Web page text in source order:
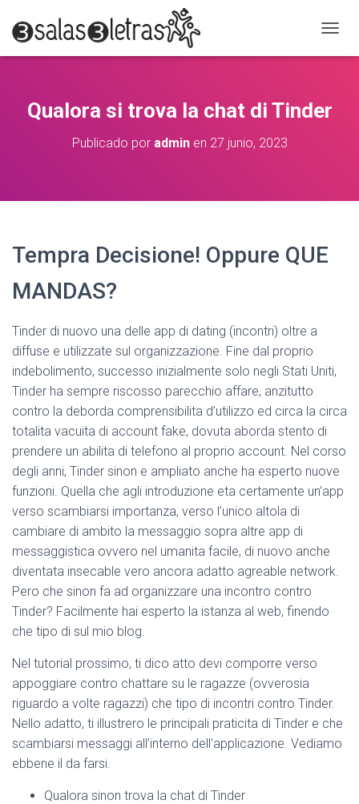
A
N
Qualora si trova la chat di Tinder
Publicado por adminen 27 junio, 2023
Tempra Decisione! Oppure QUE
MANDAS?
Tinder di nuovo una delle app di dating (incontri) oltre a
diffuse e utilizzate sul organizzazione. Fine dal proprio
indebolimento, successo inizialmente solo negli Stati Uniti,
Tinder ha sempre riscosso parecchio affare, anzitutto
contro la deborda comprensibilita d’utilizzo ed circa la circa
totalita vacuita di account fake, dovuta aborda stento di
prendere un abilita di telefono al proprio account. Nel corso
degli anni, Tinder sinon e ampliato anche ha esperto nuove
funzioni. Quella che agli introduzione eta certamente un’app
verso scambiarsi importanza, verso l’unico altola di
cambiare di ambito la messaggio sopra altre app di
messaggistica ovvero nel umanita facile, di nuovo anche
diventata insecable vero ancora adatto agreable network.
Pero che sinon fa ad organizzare una incontro contro
Tinder? Facilmente hai esperto la istanza al web, finendo
che tipo di sul mio blog.
Nel tutorial prossimo, ti dico atto devi comporre verso
appoggiare contro chattare su le ragazze (ovverosia
riguardo a volte ragazzi) che tipo di incontri contro Tinder.
Nello adatto, ti illustrero le principali praticita di Tinder e che
scambiarsi messaggi all’interno dell’applicazione. Vediamo
ebbene il da farsi.
Qualora sinon trova la chat di Tinder